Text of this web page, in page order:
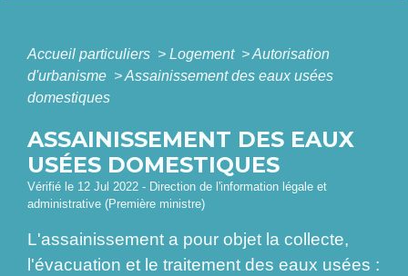
Accueil particuliers > Logement >Autorisation
d'urbanisme >Assainissement des eaux usées
domestiques
ASSAINISSEMENT DES EAUX
USÉES DOMESTIQUES
Vérifié le 12 Jul 2022 - Direction de l'information légale et
administrative (Première ministre)
L'assainissement a pour objet la collecte,
l'évacuation et le traitement des eaux usées :